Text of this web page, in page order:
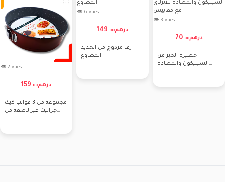
👁 2 vues
159 . 00درهم
مجموعة من 3 قوالب كيك
جرانيت غير لاصقة من
👁 6 vues
149 . 00درهم
رف مزدوج من الحديد
المطاوع
👁 3 vues
70. 00درهم
حصيرة الخبز من
السيليكون والمضادة